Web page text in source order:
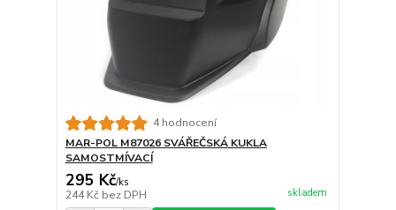
4 hodnocení
MAR-POL M87026 SVÁŘEČSKÁ KUKLA
SAMOSTMÍVACÍ
295 Kč/ks
244 Kč bez DPH skladem